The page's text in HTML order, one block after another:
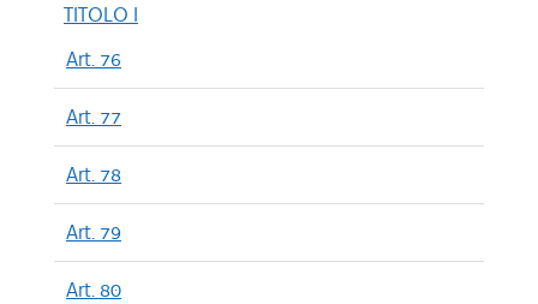
TITOLO I
Art. 76
Art. 77
Art. 78
Art. 79
Art. 80